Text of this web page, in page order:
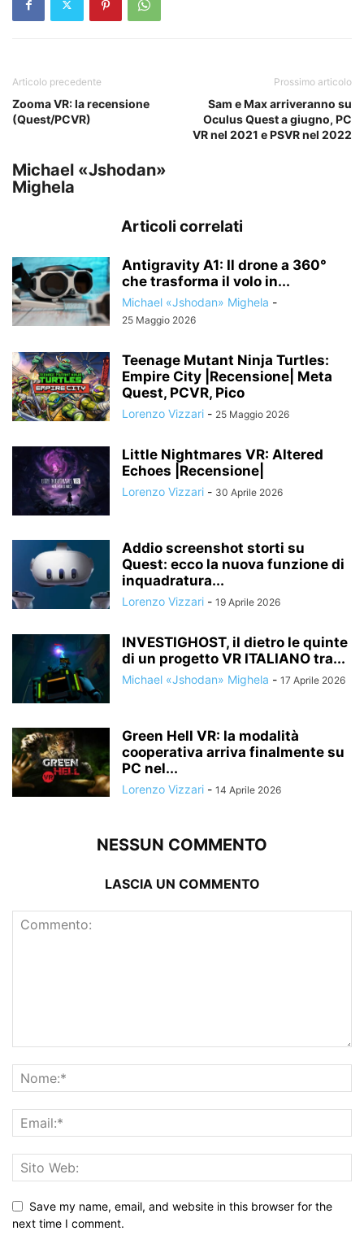
Articolo precedente
Zooma VR: la recensione
(Quest/PCVR)
Prossimo articolo
Sam e Max arriveranno su
Oculus Quest a giugno, PC
VR nel 2021 e PSVR nel 2022
Michael «Jshodan»
Mighela
Articoli correlati
Antigravity A1: Il drone a 360°
che trasforma il volo in...
Michael «Jshodan» Mighela -
25 Maggio 2026
Teenage Mutant Ninja Turtles:
Empire City |Recensione| Meta
Quest, PCVR, Pico
Lorenzo Vizzari - 25 Maggio 2026
Little Nightmares VR: Altered
Echoes |Recensione|
Lorenzo Vizzari - 30 Aprile 2026
Addio screenshot storti su
Quest: ecco la nuova funzione di
inquadratura...
Lorenzo Vizzari - 19 Aprile 2026
INVESTIGHOST, il dietro le quinte
di un progetto VR ITALIANO tra...
Michael «Jshodan» Mighela - 17 Aprile 2026
Green Hell VR: la modalità
cooperativa arriva finalmente su
PC nel...
Lorenzo Vizzari - 14 Aprile 2026
NESSUN COMMENTO
LASCIA UN COMMENTO
Save my name, email, and website in this browser for the
next time I comment.